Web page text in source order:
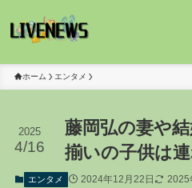
ホーム エンタメ
藤岡弘の妻や
揃いの子供は
2025
4/16
エンタメ 2024年12月22日 2025